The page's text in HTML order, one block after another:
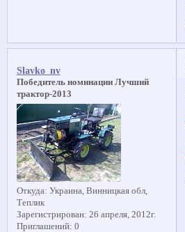
Slavko_nv
Победитель номинации Лучший
трактор-2013
Откуда: Украина, Винницкая обл,
Теплик
Зарегистрирован: 26 апреля, 2012г.
Приглашений: 0